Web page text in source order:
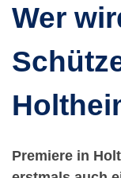
Wer
Premiere in